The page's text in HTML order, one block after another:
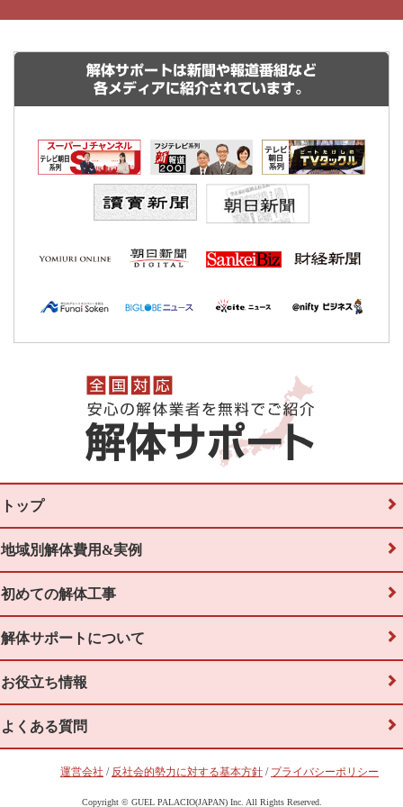
解体サポートは新聞や報道番組など
各メディアに紹介されています。
トップ
地域別解体費用&実例
初めての解体工事
解体サポートについて
お役立ち情報
よくある質問
運営会社 / 反社会的勢力に対する基本方針 / プライバシーポリシー
Copyright © GUEL PALACIO(JAPAN) Inc. All Rights Reserved.